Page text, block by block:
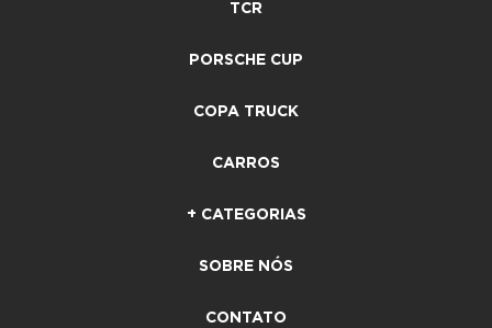
TCR
PORSCHE CUP
COPA TRUCK
CARROS
+ CATEGORIAS
SOBRE NÓS
CONTATO